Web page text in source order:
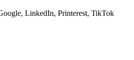
LinkedIn, Printerest, TikTok